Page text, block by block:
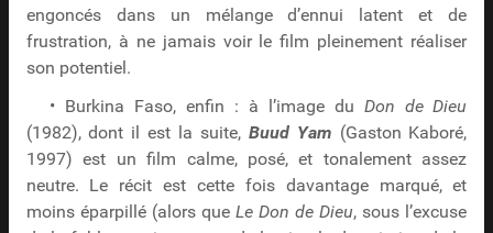
engoncés dans un mélange d’ennui latent et de
frustration, à ne jamais voir le film pleinement réaliser
son potentiel.
• Burkina Faso, enfin : à l’image du Don de Dieu
(1982), dont il est la suite, Buud Yam (Gaston Kaboré,
1997) est un film calme, posé, et tonalement assez
neutre. Le récit est cette fois davantage marqué, et
moins éparpillé (alors que Le Don de Dieu, sous l’excuse